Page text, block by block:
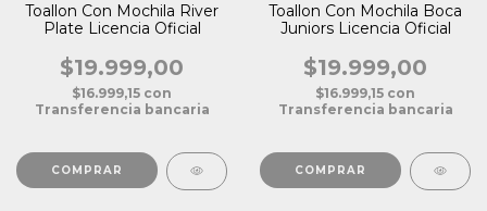
Toallon Con Mochila River
Plate Licencia Oficial
$19.999,00
$16.999,15 con
Transferencia bancaria
Toallon Con Mochila Boca
Juniors Licencia Oficial
$19.999,00
$16.999,15 con
Transferencia bancaria